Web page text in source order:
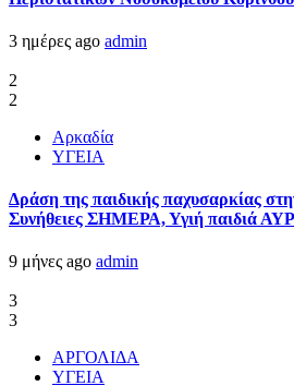
3 ημέρες ago admin
2
2
Αρκαδία
ΥΓΕΙΑ
Δράση της παιδικής παχυσαρκίας
Συνήθειες ΣΗΜΕΡΑ, Υγιή παιδιά
9 μήνες ago admin
3
3
ΑΡΓΟΛΙΔΑ
ΥΓΕΙΑ